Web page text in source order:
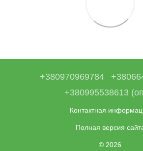
+380970969784
+380995538613
Контактная
Полная версия
© 2026